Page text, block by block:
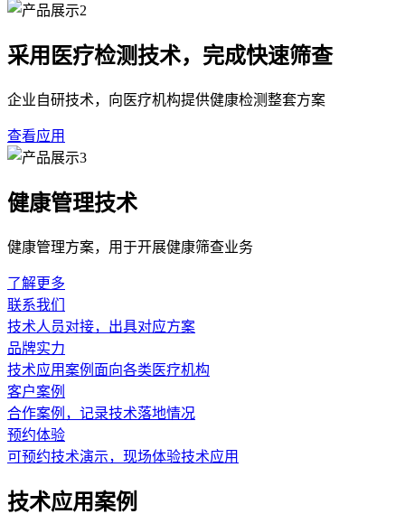
采用医疗检测技术，完成快速筛查
企业自研技术，向医疗机构提供健康检测整套方案
查看应用
健康管理技术
健康管理方案，用于开展健康筛查业务
了解更多
联系我们
技术人员对接，出具对应方案
品牌实力
技术应用案例面向各类医疗机构
客户案例
合作案例，记录技术落地情况
预约体验
可预约技术演示，现场体验技术应用
技术应用案例